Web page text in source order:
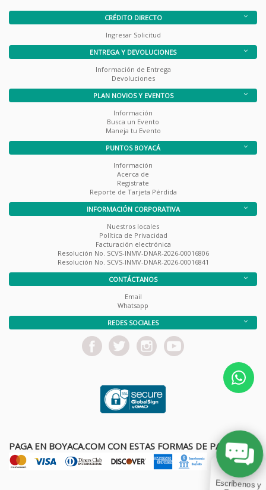
CRÉDITO DIRECTO
Ingresar Solicitud
ENTREGA Y DEVOLUCIONES
Información de Entrega
Devoluciones
PLAN NOVIOS Y EVENTOS
Información
Busca un Evento
Maneja tu Evento
PUNTOS BOYACÁ
Información
Acerca de
Registrate
Reporte de Tarjeta Pérdida
INFORMACIÓN CORPORATIVA
Nuestros locales
Política de Privacidad
Facturación electrónica
Resolución No. SCVS-INMV-DNAR-2026-00016806
Resolución No. SCVS-INMV-DNAR-2026-00016841
CONTÁCTANOS
Email
Whatsapp
REDES SOCIALES
PAGA EN BOYACA.COM CON ESTAS FORMAS DE PAGO